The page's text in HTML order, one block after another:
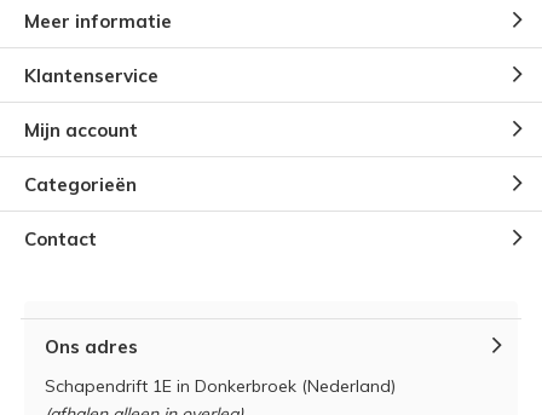
Meer informatie
Klantenservice
Mijn account
Categorieën
Contact
Ons adres
Schapendrift 1E in Donkerbroek (Nederland)